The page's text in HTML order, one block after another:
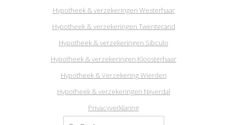
Hypotheek & verzekeringen Westerhaar
Hypotheek & verzekeringen Twenterand
Hypotheek & verzekeringen Sibculo
Hypotheek & verzekeringen Kloosterhaar
Hypotheek & Verzekering Wierden
Hypotheek & verzekeringen Nijverdal
Privacyverklaring